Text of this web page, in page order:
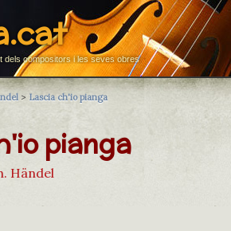
dels compositors i les seves obres
> Lascia ch'io pianga
pianga
Händel